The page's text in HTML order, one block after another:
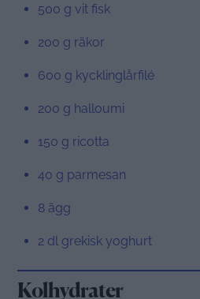
500 g vit fisk
200 g räkor
600 g kycklinglårfilé
200 g halloumi
150 g ricotta
40 g parmesan
8 ägg
2 dl grekisk yoghurt
Kolhydrater